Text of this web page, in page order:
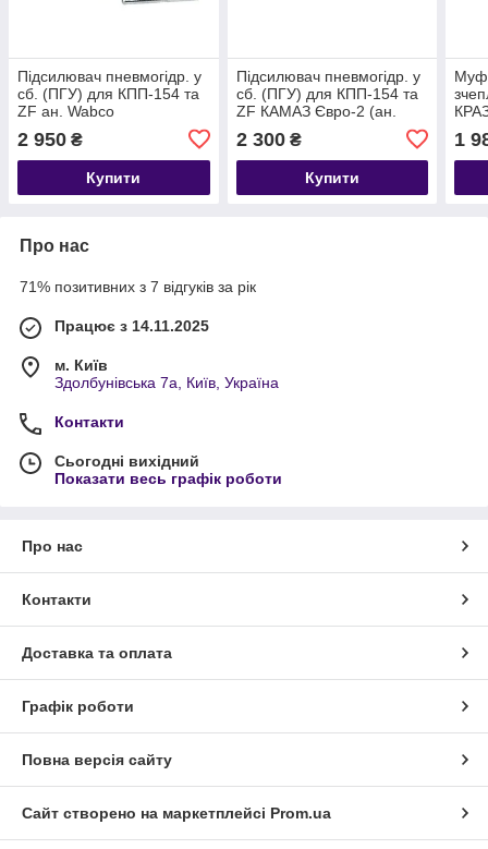
Підсилювач пневмогідр. у
сб. (ПГУ) для КПП-154 та
ZF ан. Wabco
14.1609010 (пр-во S.I.L.A.
AC) 11.1602410-40
2 950 ₴
Купити
Підсилювач пневмогідр. у
сб. (ПГУ) для КПП-154 та
ZF КАМАЗ Євро-2 (ан.
Wabco 9700514230) (пр-
во S.I.L.A. AC) 970 051 423
0
2 300₴
Купити
1
Про нас
71% позитивних з 7 відгуків за рік
Працює з 14.11.2025
м. Київ
Здолбунівська 7а, Київ, Україна
Контакти
Сьогодні вихідний
Показати весь графік роботи
Про нас
Контакти
Доставка та оплата
Графік роботи
Повна версія сайту
Сайт створено на маркетплейсі Prom.ua